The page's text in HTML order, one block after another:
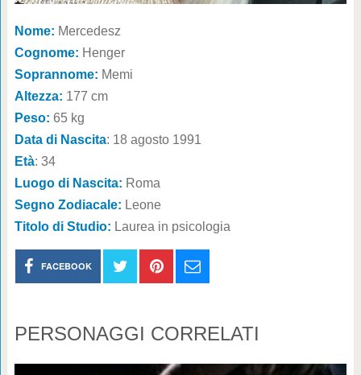
Nome: Mercedesz
Cognome: Henger
Soprannome: Memi
Altezza: 177 cm
Peso: 65 kg
Data di Nascita: 18 agosto 1991
Età: 34
Luogo di Nascita: Roma
Segno Zodiacale: Leone
Titolo di Studio: Laurea in psicologia
FACEBOOK
PERSONAGGI CORRELATI